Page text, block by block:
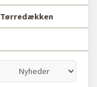
Tørredækken